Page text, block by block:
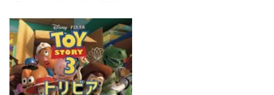
情体験を提供するのです。 今回
は、特に「感動して、笑って、
泣ける」という強い感情を引き
起こ ...
の氾濫によって、私たちの日常
は複雑さを増す一方です。そん
な中で、シンプルな生活への憧
れは高まるばかり。ミニマリズ
ムは、この複雑さを解消し本当
に大切なものだけに焦点を当て
るライフスタイルです。しか